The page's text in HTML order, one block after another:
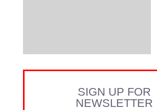
SIGN UP FOR
NEWSLETTER